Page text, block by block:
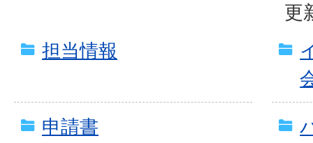
更
担当情報
申請書